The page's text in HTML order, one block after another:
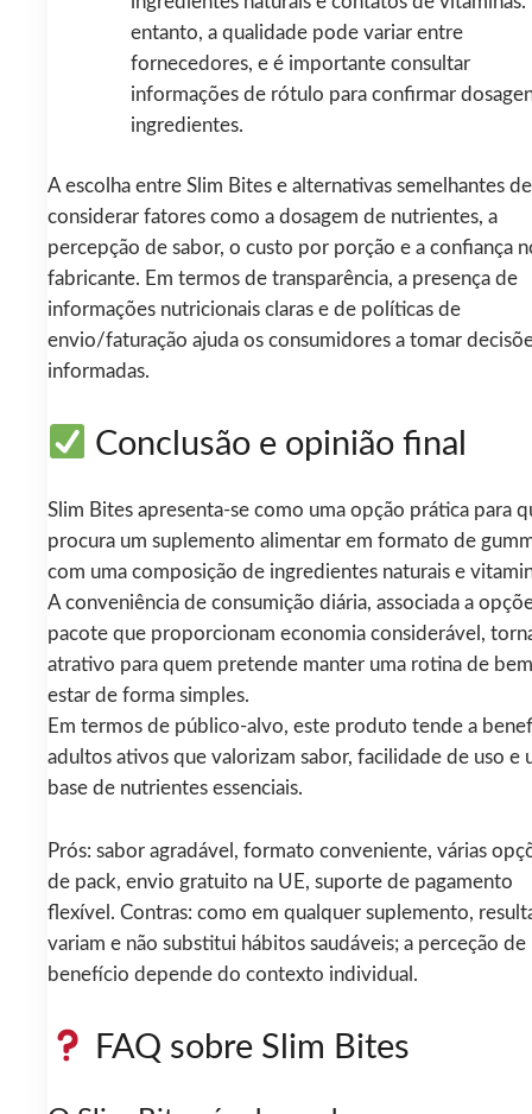
entanto, a qualidade pode variar entre
fornecedores, e é importante consultar
informações de rótulo para confirmar
ingredientes.
A escolha entre Slim Bites e alternativas semelhantes
considerar fatores como a dosagem de nutrientes, a
percepção de sabor, o custo por porção e a confiança
fabricante. Em termos de transparência, a presença de
informações nutricionais claras e de políticas de
envio/faturação ajuda os consumidores a tomar
informadas.
Conclusão e opinião final
Slim Bites apresenta-se como uma opção prática para
procura um suplemento alimentar em formato de
com uma composição de ingredientes naturais e
A conveniência de consumição diária, associada a
pacote que proporcionam economia considerável,
atrativo para quem pretende manter uma rotina de
estar de forma simples.
Em termos de público-alvo, este produto tende a
adultos ativos que valorizam sabor, facilidade de uso e
base de nutrientes essenciais.
Prós: sabor agradável, formato conveniente, várias
de pack, envio gratuito na UE, suporte de pagamento
flexível. Contras: como em qualquer suplemento,
variam e não substitui hábitos saudáveis; a perceção de
benefício depende do contexto individual.
FAQ sobre Slim Bites